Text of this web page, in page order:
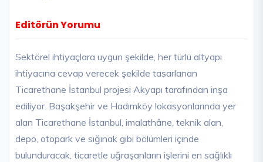
Editörün Yorumu
Sektörel ihtiyaçlara uygun şekilde, her türlü altyapı
ihtiyacına cevap verecek şekilde tasarlanan
Ticarethane İstanbul projesi Akyapı tarafından inşa
ediliyor. Başakşehir ve Hadımköy lokasyonlarında yer
alan Ticarethane İstanbul, imalathâne, teknik alan,
depo, otopark ve sığınak gibi bölümleri içinde
bulunduracak, ticaretle uğraşanların işlerini en sağlıklı